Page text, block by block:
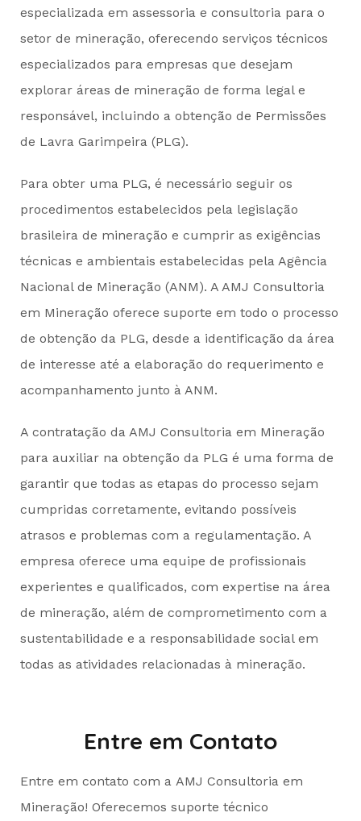
especializada em assessoria e consultoria para o
setor de mineração, oferecendo serviços técnicos
especializados para empresas que desejam
explorar áreas de mineração de forma legal e
responsável, incluindo a obtenção de Permissões
de Lavra Garimpeira (PLG).
Para obter uma PLG, é necessário seguir os
procedimentos estabelecidos pela legislação
brasileira de mineração e cumprir as exigências
técnicas e ambientais estabelecidas pela Agência
Nacional de Mineração (ANM). A AMJ Consultoria
em Mineração oferece suporte em todo o processo
de obtenção da PLG, desde a identificação da área
de interesse até a elaboração do requerimento e
acompanhamento junto à ANM.
A contratação da AMJ Consultoria em Mineração
para auxiliar na obtenção da PLG é uma forma de
garantir que todas as etapas do processo sejam
cumpridas corretamente, evitando possíveis
atrasos e problemas com a regulamentação. A
empresa oferece uma equipe de profissionais
experientes e qualificados, com expertise na área
de mineração, além de comprometimento com a
sustentabilidade e a responsabilidade social em
todas as atividades relacionadas à mineração.
Entre em Contato
Entre em contato com a AMJ Consultoria em
Mineração! Oferecemos suporte técnico